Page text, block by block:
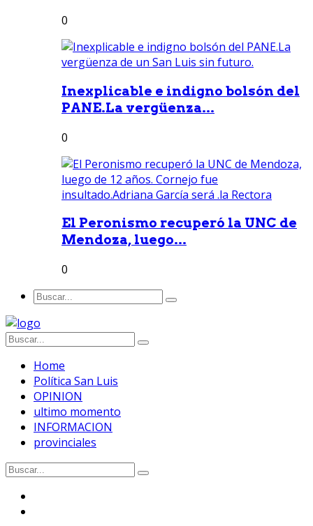
0
Inexplicable e indigno bolsón del
PANE.La vergüenza...
0
El Peronismo recuperó la UNC de
Mendoza, luego...
0
Home
Política San Luis
OPINION
ultimo momento
INFORMACION
provinciales